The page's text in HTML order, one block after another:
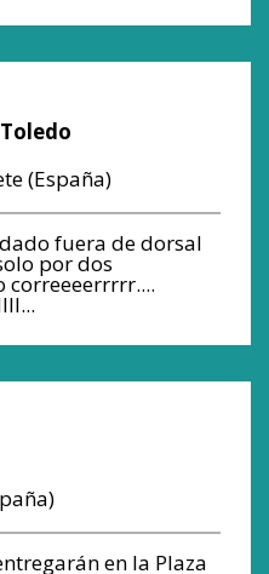
(España)
fuera de dorsal
por dos
correeeerrrrr....
en la Plaza